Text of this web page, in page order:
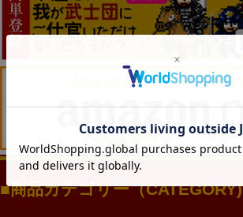
商品カテゴリー（CATEGORY)